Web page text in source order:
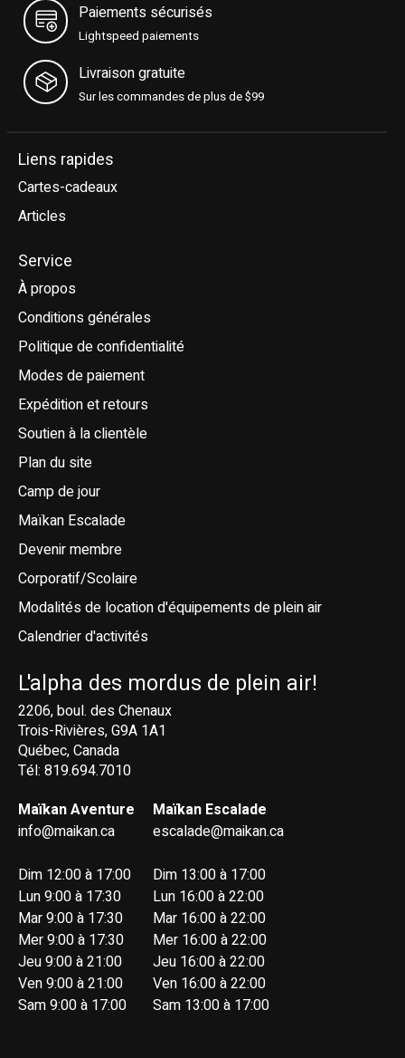
Paiements sécurisés
Lightspeed paiements
Livraison gratuite
Sur les commandes de plus de $99
Liens rapides
Cartes-cadeaux
Articles
Service
À propos
Conditions générales
Politique de confidentialité
Modes de paiement
Expédition et retours
Soutien à la clientèle
Plan du site
Camp de jour
Maïkan Escalade
Devenir membre
Corporatif/Scolaire
Modalités de location d'équipements de plein air
Calendrier d'activités
L'alpha des mordus de plein air!
2206, boul. des Chenaux
Trois-Rivières, G9A 1A1
Québec, Canada
Tél: 819.694.7010
Maïkan Aventure
info@maikan.ca
Dim 12:00 à 17:00
Lun 9:00 à 17:30
Mar 9:00 à 17:30
Mer 9:00 à 17:30
Jeu 9:00 à 21:00
Ven 9:00 à 21:00
Sam 9:00 à 17:00
Maïkan Escalade
escalade@maikan.ca
Dim 13:00 à 17:00
Lun 16:00 à 22:00
Mar 16:00 à 22:00
Mer 16:00 à 22:00
Jeu 16:00 à 22:00
Ven 16:00 à 22:00
Sam 13:00 à 17:00